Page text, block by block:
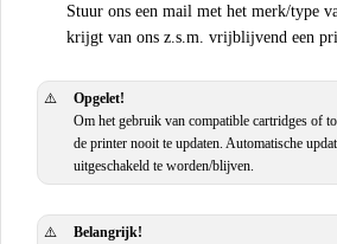
Stuur ons een mail met het merk/type
krijgt van ons z.s.m. vrijblijvend een
⚠️
Opgelet!
Om het gebruik van compatible cartridges of
de printer nooit te updaten. Automatische
uitgeschakeld te worden/blijven.
⚠️
Belangrijk!